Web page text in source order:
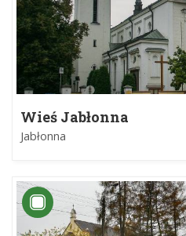
Wieś Jabłonna
Jabłonna